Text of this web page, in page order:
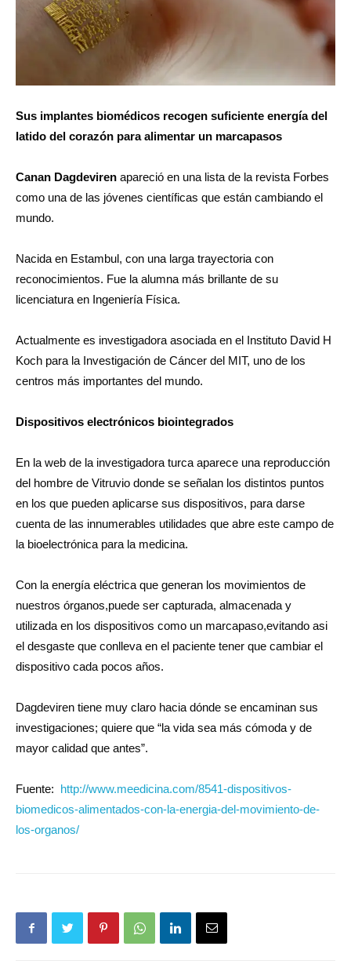
Sus implantes biomédicos recogen suficiente energía del
latido del corazón para alimentar un marcapasos
Canan Dagdeviren apareció en una lista de la revista Forbes
como una de las jóvenes científicas que están cambiando el
mundo.
Nacida en Estambul, con una larga trayectoria con
reconocimientos. Fue la alumna más brillante de su
licenciatura en Ingeniería Física.
Actualmente es investigadora asociada en el Instituto David H
Koch para la Investigación de Cáncer del MIT, uno de los
centros más importantes del mundo.
Dispositivos electrónicos biointegrados
En la web de la investigadora turca aparece una reproducción
del hombre de Vitruvio donde se señalan los distintos puntos
en los que pueden aplicarse sus dispositivos, para darse
cuenta de las innumerables utilidades que abre este campo de
la bioelectrónica para la medicina.
Con la energía eléctrica que generan los movimientos de
nuestros órganos,puede ser capturada, almacenada y
utilizada en los dispositivos como un marcapaso,evitando asi
el desgaste que conlleva en el paciente tener que cambiar el
dispositivo cada pocos años.
Dagdeviren tiene muy claro hacia dónde se encaminan sus
investigaciones; quiere que “la vida sea más cómoda y de
mayor calidad que antes”.
Fuente: http://www.meedicina.com/8541-dispositivos-
biomedicos-alimentados-con-la-energia-del-movimiento-de-
los-organos/